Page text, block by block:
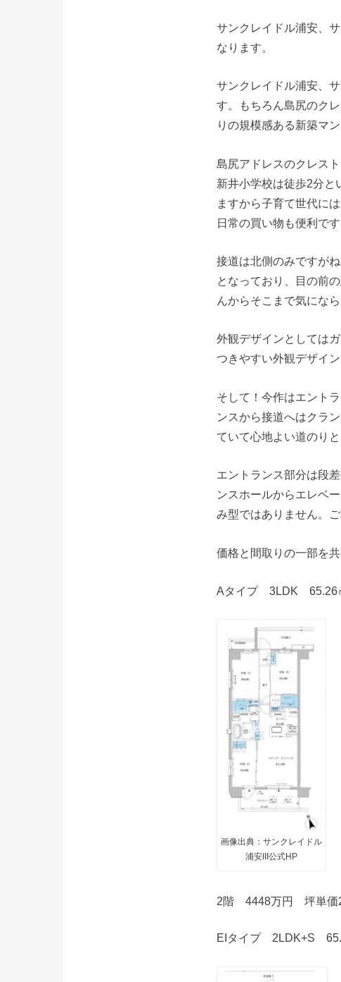
サンクレイドル浦安、
なります。
サンクレイドル浦安、
す。もちろん島尻のク
りの規模感ある新築マ
島尻アドレスのクレス
新井小学校は徒歩2分と
ますから子育て世代に
日常の買い物も便利です
接道は北側のみですが
となっており、目の前
んからそこまで気になら
外観デザインとしては
つきやすい外観デザイン
そして！今作はエント
ンスから接道へはクラ
ていて心地よい道のり
エントランス部分は段
ンスホールからエレベ
み型ではありません。
価格と間取りの一部を
Aタイプ 3LDK 65.26
画像出典：サンクレイドル
浦安III公式HP
2階 4448万円 坪単価
EIタイプ 2LDK+S